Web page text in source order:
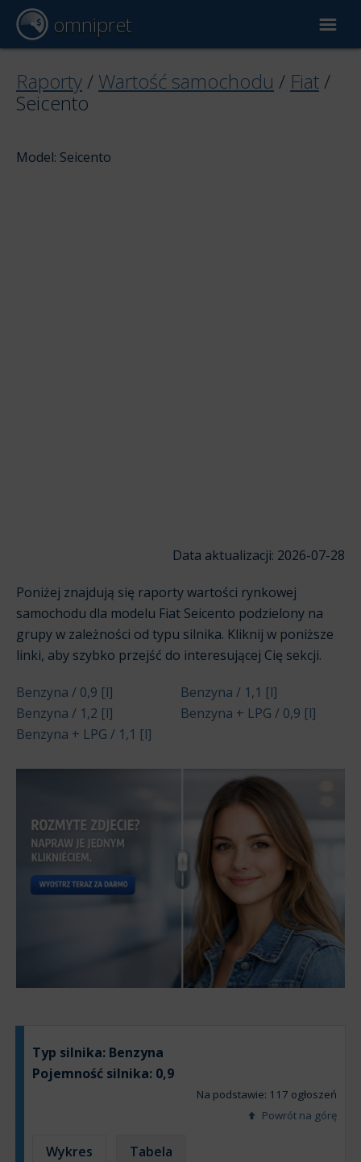
omnipret
Wycena samochodu
Raporty / Wartość samochodu / Fiat /
Seicento
Model: Seicento
Data aktualizacji: 2026-07-28
Poniżej znajdują się raporty wartości rynkowej
samochodu dla modelu Fiat Seicento podzielony na
grupy w zależności od typu silnika. Kliknij w poniższe
linki, aby szybko przejść do interesującej Cię sekcji.
Benzyna / 0,9 [l]
Benzyna / 1,1 [l]
Benzyna / 1,2 [l]
Benzyna + LPG / 0,9 [l]
Benzyna + LPG / 1,1 [l]
Typ silnika: Benzyna
Pojemność silnika: 0,9
Na podstawie: 117 ogłoszeń
Powrót na górę
Wykres Tabela